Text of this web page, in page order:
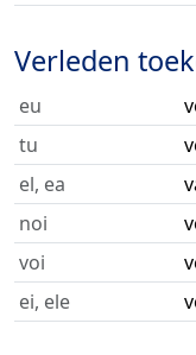
Verleden
eu
tu
el, ea
noi
voi
ei, ele